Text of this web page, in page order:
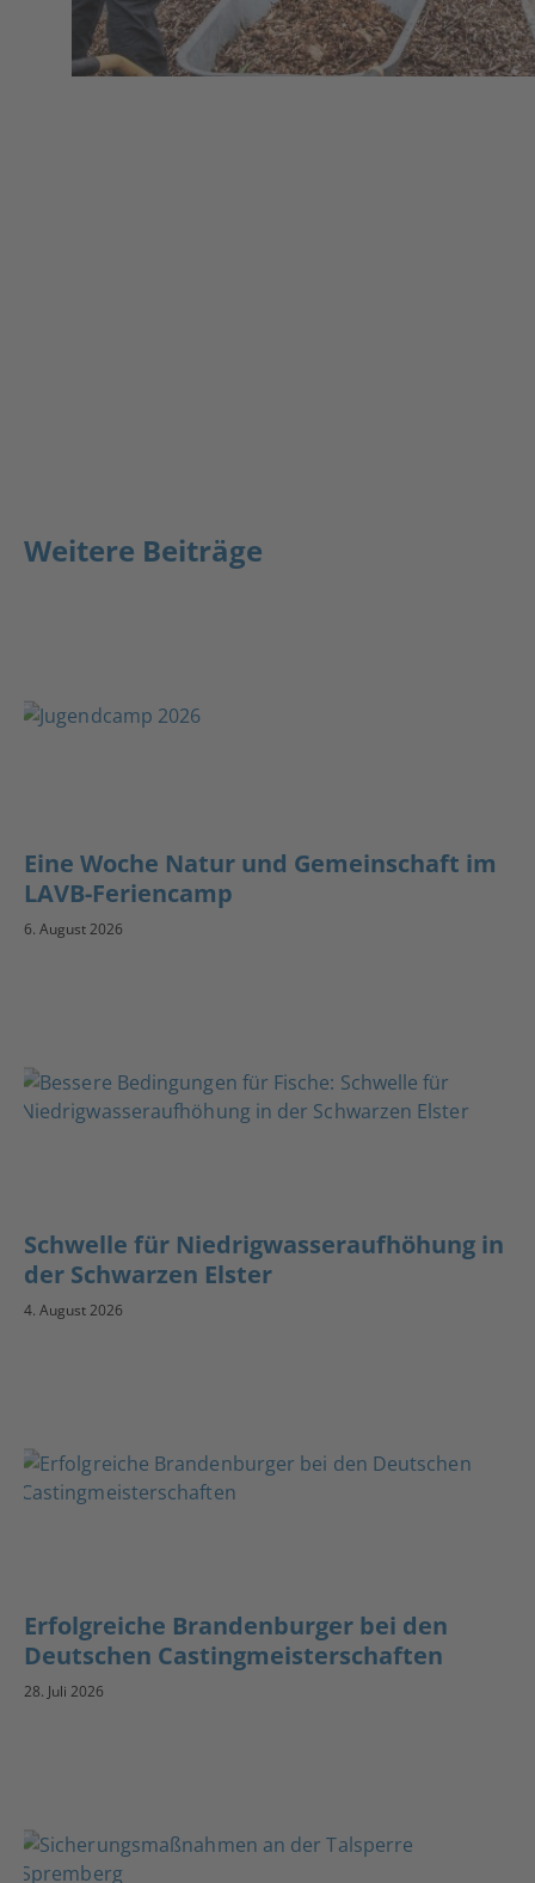
Weitere Beiträge
Eine Woche Natur und Gemeinschaft im
LAVB-Feriencamp
6. August 2026
Schwelle für Niedrigwasseraufhöhung in
der Schwarzen Elster
4. August 2026
Erfolgreiche Brandenburger bei den
Deutschen Castingmeisterschaften
28. Juli 2026